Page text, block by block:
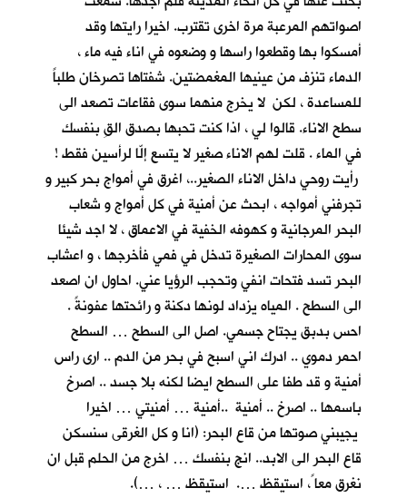
اصواتهم المرعبة مرة اخرى تقترب. اخيرا رايتها وقد
أمسكوا بها وقطعوا راسها و وضعوه في اناء فيه ماء ،
الدماء تنزف من عينيها المغمضتين. شفتاها تصرخان طلباً
للمساعدة ، لكن لا يخرج منهما سوى فقاعات تصعد الى
سطح الاناء. قالوا لي ، اذا كنت تحبها بصدق القِ بنفسك
في الماء . قلت لهم الاناء صغير لا يتسع إلّا لرأسين فقط !
رأيت روحي داخل الاناء الصغير..، اغرق في أمواج بحر كبير و
تجرفني أمواجه ، ابحث عن أمنية في كل أمواج و شعاب
البحر المرجانية و كهوفه الخفية في الاعماق ، لا اجد شيئا
سوى المحارات الصغيرة تدخل في فمي فأخرجها ، و اعشاب
البحر تسد فتحات انفي وتحجب الرؤيا عني. احاول ان اصعد
الى السطح . المياه يزداد لونها دكنة و رائحتها عفونةً .
احس بدبق يجتاح جسمي. اصل الى السطح … السطح
احمر دموي .. ادرك اني اسبح في بحر من الدم .. ارى راس
أمنية و قد طفا على السطح ايضا لكنه بلا جسد .. اصرخ
باسمها .. اصرخ .. أمنية ..أمنية … أمنيتي … اخيرا
يجيبني صوتها من قاع البحر: (انا و كل الغرقى سنسكن
قاع البحر الى الابد.. انج بنفسك … اخرج من الحلم قبل ان
نغرق معا ً، استيقظ …. استيقظ … ، …).